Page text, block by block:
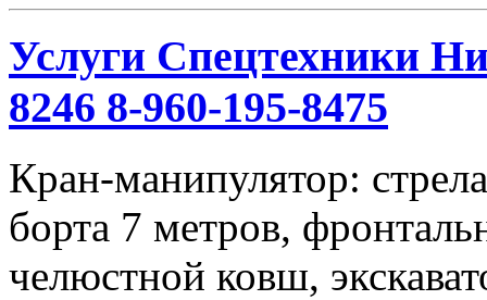
Услуги Спецтехники
8246 8-960-195-8475
Кран-манипулятор:
борта 7 метров,
челюстной ковш,